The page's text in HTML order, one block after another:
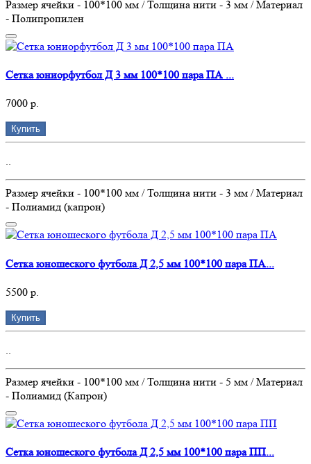
Размер ячейки - 100*100 мм / Толщина нити - 3 мм / Материал
- Полипропилен
Сетка юниорфутбол Д 3 мм 100*100 пара ПА ...
7000 р.
Купить
..
Размер ячейки - 100*100 мм / Толщина нити - 3 мм / Материал
- Полиамид (капрон)
Сетка юношеского футбола Д 2,5 мм 100*100 пара ПА...
5500 р.
Купить
..
Размер ячейки - 100*100 мм / Толщина нити - 5 мм / Материал
- Полиамид (Капрон)
Сетка юношеского футбола Д 2,5 мм 100*100 пара ПП...